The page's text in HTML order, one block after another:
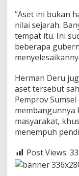
“Aset ini bukan
nilai sejarah.
tempat itu. Ini
beberapa
Herman Deru
aset tersebut
Pemprov
membangunnya
masyarakat,
menempuh
Post Views: